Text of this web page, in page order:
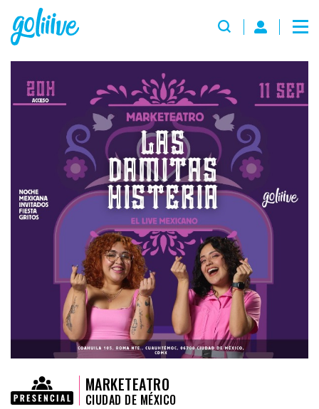
MARKETEATRO
CIUDAD DE MÉXICO